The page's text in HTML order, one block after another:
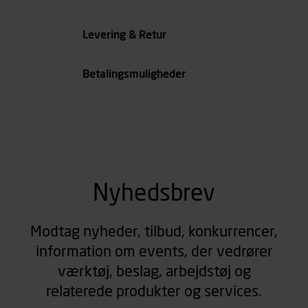
Levering & Retur
Betalingsmuligheder
Nyhedsbrev
Modtag nyheder, tilbud, konkurrencer,
information om events, der vedrører
værktøj, beslag, arbejdstøj og
relaterede produkter og services.